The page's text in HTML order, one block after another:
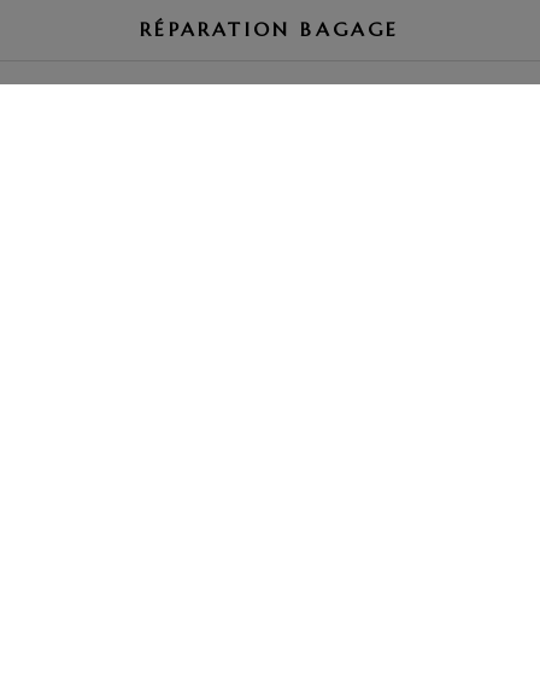
RÉPARATION BAGAGE